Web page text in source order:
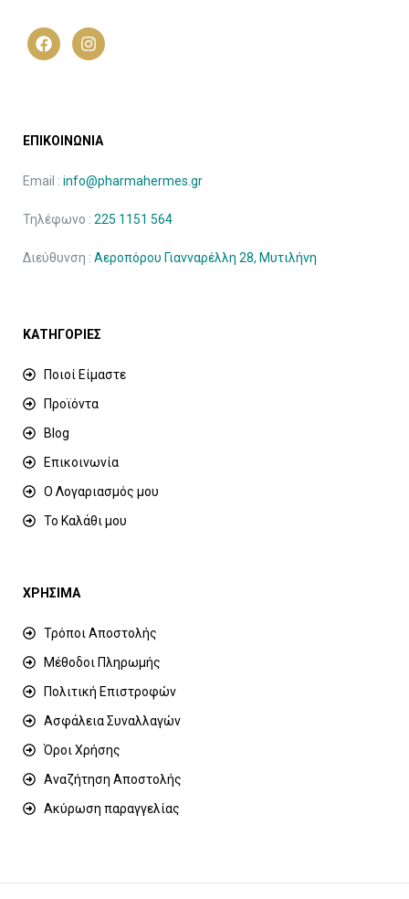
ΕΠΙΚΟΙΝΩΝΙΑ
Email : info@pharmahermes.gr
Τηλέφωνο : 225 1151 564
Διεύθυνση : Αεροπόρου Γιανναρέλλη 28, Μυτιλήνη
ΚΑΤΗΓΟΡΙΕΣ
Ποιοί Είμαστε
Προϊόντα
Blog
Επικοινωνία
Ο Λογαριασμός μου
Το Καλάθι μου
ΧΡΗΣΙΜΑ
Τρόποι Αποστολής
Μέθοδοι Πληρωμής
Πολιτική Επιστροφών
Ασφάλεια Συναλλαγών
Όροι Χρήσης
Αναζήτηση Αποστολής
Ακύρωση παραγγελίας